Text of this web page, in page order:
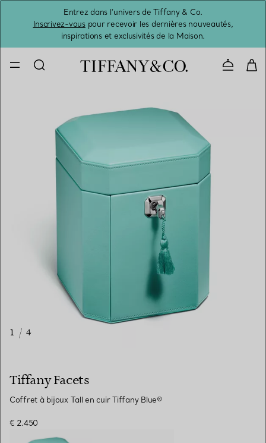
Entrez dans l’univers de Tiffany & Co.
Inscrivez-vouspour recevoir les dernières nouveautés,
inspirations et exclusivités de la Maison.
1 / 4
Tiffany Facets
Coffret à bijoux Tall en cuir Tiffany Blue®
€ 2.450